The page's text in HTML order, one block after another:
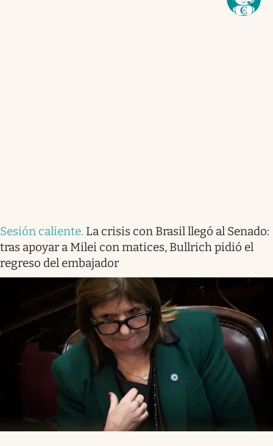
Sesión caliente. La crisis con Brasil llegó al Senado:
tras apoyar a Milei con matices, Bullrich pidió el
regreso del embajador